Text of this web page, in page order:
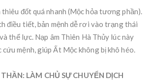
thiêu đốt quá nhanh (Mộc hỏa tương phần).
điều tiết, bản mệnh dễ rơi vào trạng thái
thể lực. Nạp âm Thiên Hà Thủy lúc này
mệnh, giúp Ất Mộc không bị khô héo.
LÀM CHỦ SỰ CHUYỂN DỊCH